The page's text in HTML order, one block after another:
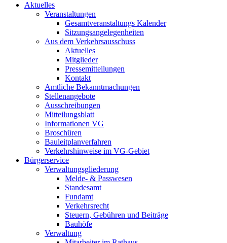
Aktuelles
Veranstaltungen
Gesamtveranstaltungs Kalender
Sitzungsangelegenheiten
Aus dem Verkehrsausschuss
Aktuelles
Mitglieder
Pressemitteilungen
Kontakt
Amtliche Bekanntmachungen
Stellenangebote
Ausschreibungen
Mitteilungsblatt
Informationen VG
Broschüren
Bauleitplanverfahren
Verkehrshinweise im VG-Gebiet
Bürgerservice
Verwaltungsgliederung
Melde- & Passwesen
Standesamt
Fundamt
Verkehrsrecht
Steuern, Gebühren und Beiträge
Bauhöfe
Verwaltung